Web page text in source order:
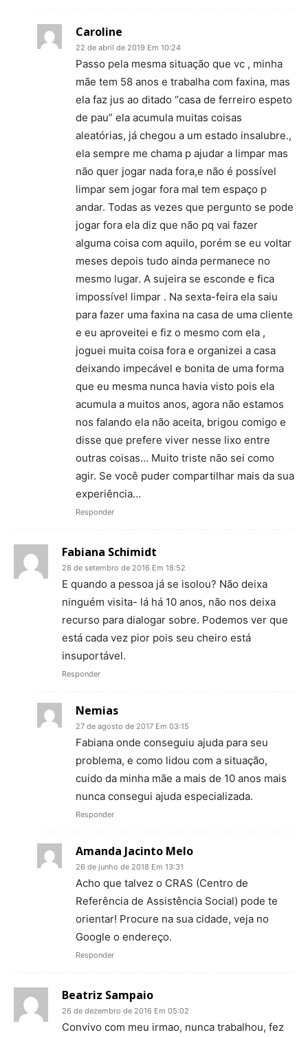
Caroline
22 de abril de 2019 Em 10:24
Passo pela mesma situação que vc , minha
mãe tem 58 anos e trabalha com faxina, mas
ela faz jus ao ditado “casa de ferreiro espeto
de pau” ela acumula muitas coisas
aleatórias, já chegou a um estado insalubre.,
ela sempre me chama p ajudar a limpar mas
não quer jogar nada fora,e não é possível
limpar sem jogar fora mal tem espaço p
andar. Todas as vezes que pergunto se pode
jogar fora ela diz que não pq vai fazer
alguma coisa com aquilo, porém se eu voltar
meses depois tudo ainda permanece no
mesmo lugar. A sujeira se esconde e fica
impossível limpar . Na sexta-feira ela saiu
para fazer uma faxina na casa de uma cliente
e eu aproveitei e fiz o mesmo com ela ,
joguei muita coisa fora e organizei a casa
deixando impecável e bonita de uma forma
que eu mesma nunca havia visto pois ela
acumula a muitos anos, agora não estamos
nos falando ela não aceita, brigou comigo e
disse que prefere viver nesse lixo entre
outras coisas… Muito triste não sei como
agir. Se você puder compartilhar mais da sua
experiência…
Responder
Fabiana Schimidt
28 de setembro de 2016 Em 18:52
E quando a pessoa já se isolou? Não deixa
ninguém visita- lá há 10 anos, não nos deixa
recurso para dialogar sobre. Podemos ver que
está cada vez pior pois seu cheiro está
insuportável.
Responder
Nemias
27 de agosto de 2017 Em 03:15
Fabiana onde conseguiu ajuda para seu
problema, e como lidou com a situação,
cuido da minha mãe a mais de 10 anos mais
nunca consegui ajuda especializada.
Responder
Amanda Jacinto Melo
26 de junho de 2018 Em 13:31
Acho que talvez o CRAS (Centro de
Referência de Assistência Social) pode te
orientar! Procure na sua cidade, veja no
Google o endereço.
Responder
Beatriz Sampaio
26 de dezembro de 2016 Em 05:02
Convivo com meu irmao, nunca trabalhou, fez